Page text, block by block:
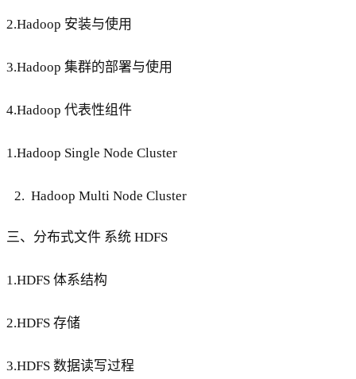
2.Hadoop 安装与使用
3.Hadoop 集群的部署与使用
4.Hadoop 代表性组件
1.Hadoop Single Node Cluster
Hadoop Multi Node Cluster
三、分布式文件 系统 HDFS
1.HDFS 体系结构
2.HDFS 存储
3.HDFS 数据读写过程